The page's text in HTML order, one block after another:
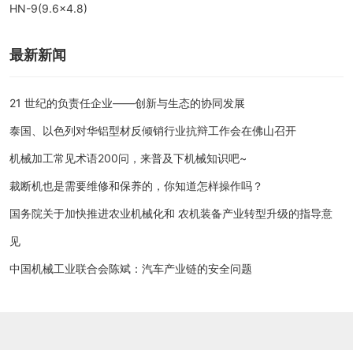
HN-9(9.6×4.8)
最新新闻
21 世纪的负责任企业——创新与生态的协同发展
泰国、以色列对华铝型材反倾销行业抗辩工作会在佛山召开
机械加工常见术语200问，来普及下机械知识吧~
裁断机也是需要维修和保养的，你知道怎样操作吗？
国务院关于加快推进农业机械化和 农机装备产业转型升级的指导意
见
中国机械工业联合会陈斌：汽车产业链的安全问题